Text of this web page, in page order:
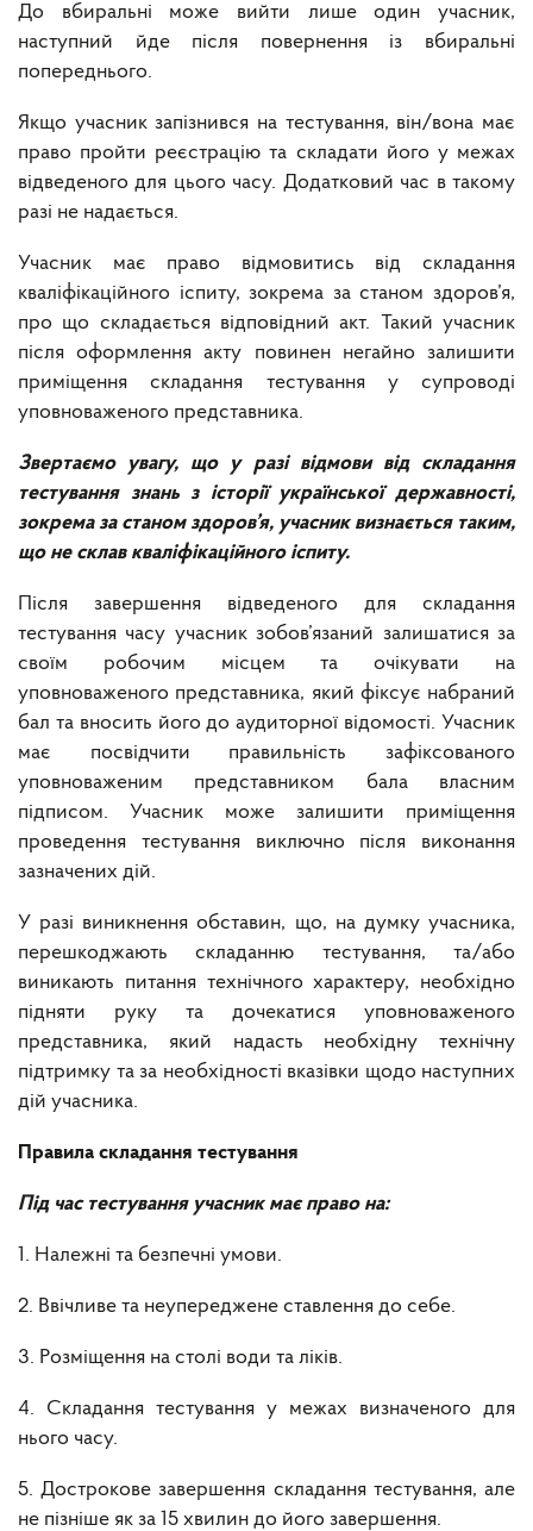
До вбиральні може вийти лише один учасник,
наступний йде після повернення із вбиральні
попереднього.
Якщо учасник запізнився на тестування, він/вона має
право пройти реєстрацію та складати його у межах
відведеного для цього часу. Додатковий час в такому
разі не надається.
Учасник має право відмовитись від складання
кваліфікаційного іспиту, зокрема за станом здоров’я,
про що складається відповідний акт. Такий учасник
після оформлення акту повинен негайно залишити
приміщення складання тестування у супроводі
уповноваженого представника.
Звертаємо увагу, що у разі відмови від складання
тестування знань з історії української державності,
зокрема за станом здоров’я, учасник визнається таким,
що не склав кваліфікаційного іспиту.
Після завершення відведеного для складання
тестування часу учасник зобов’язаний залишатися за
своїм робочим місцем та очікувати на
уповноваженого представника, який фіксує набраний
бал та вносить його до аудиторної відомості. Учасник
має посвідчити правильність зафіксованого
уповноваженим представником бала власним
підписом. Учасник може залишити приміщення
проведення тестування виключно після виконання
зазначених дій.
У разі виникнення обставин, що, на думку учасника,
перешкоджають складанню тестування, та/або
виникають питання технічного характеру, необхідно
підняти руку та дочекатися уповноваженого
представника, який надасть необхідну технічну
підтримку та за необхідності вказівки щодо наступних
дій учасника.
Правила складання тестування
Під час тестування учасник має право на:
1. Належні та безпечні умови.
2. Ввічливе та неупереджене ставлення до себе.
3. Розміщення на столі води та ліків.
4. Складання тестування у межах визначеного для
нього часу.
5. Дострокове завершення складання тестування, але
не пізніше як за 15 хвилин до його завершення.